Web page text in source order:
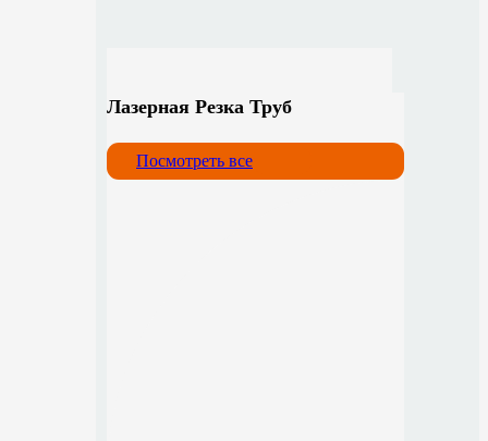
Лазерная Резка Труб
Посмотреть все